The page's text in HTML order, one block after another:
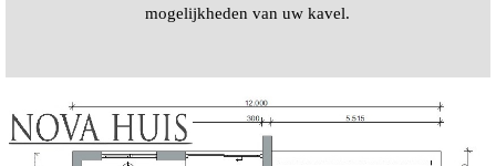
mogelijkheden van uw kavel.